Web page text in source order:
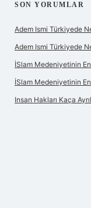
SON YORUMLAR
Adem Ismi Türkiyede
Adem Ismi Türkiyede
İSlam Medeniyetinin
İSlam Medeniyetinin
Insan Hakları Kaça